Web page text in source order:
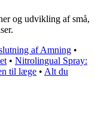
og udvikling af små,
af Amning •
• Nitrolingual Spray:
til læge • Alt du